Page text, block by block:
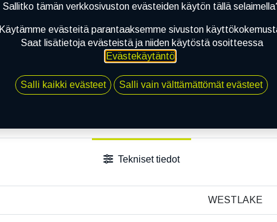
Tekniset tiedot
WESTLAKE
Sallitko tämän verkkosivuston evästeiden käytön tällä
Käytämme evästeitä parantaaksemme sivuston
Saat lisätietoja evästeistä ja niiden käytöstä osoitteessa
Evästekäytäntö.
Salli kaikki evästeet Salli vain välttämättömät evästeet